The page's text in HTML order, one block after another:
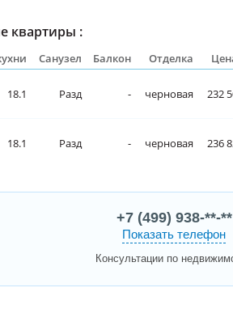
квартиры :
Санузел Балкон Отделка
18.1 Разд - черновая 232
18.1 Разд - черновая 236
+7 (499) 938-**-**
Показать телефон
Консультации по